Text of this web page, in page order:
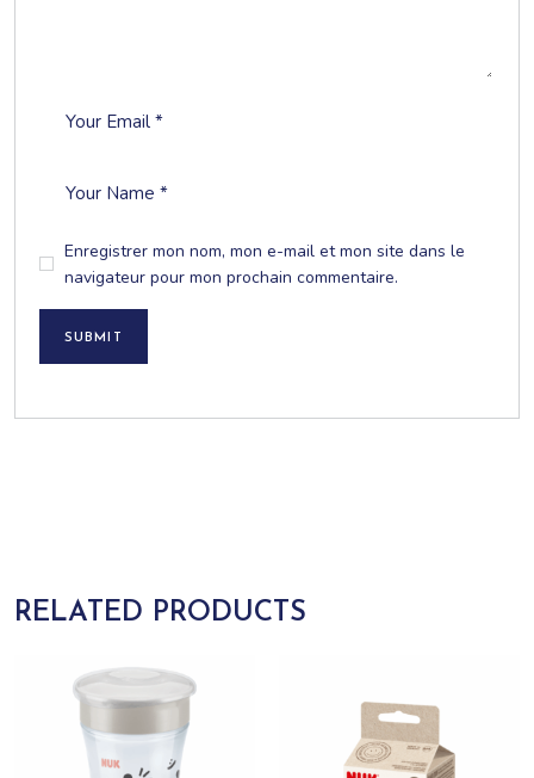
Enregistrer mon nom, mon e-mail et mon site dans le
navigateur pour mon prochain commentaire.
SUBMIT
RELATED PRODUCTS